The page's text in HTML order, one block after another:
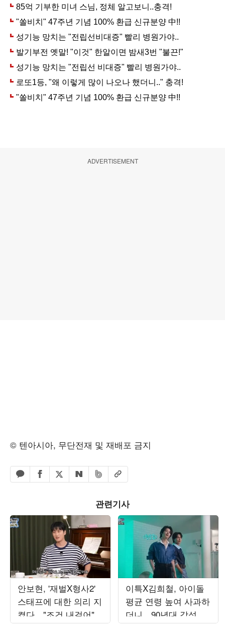
ADVERTISEMENT
© 텐아시아, 무단전재 및 재배포 금지
카카오톡 공유하기
페이스북 공유하기
엑스 공유하기
네이버 공유하기
밴드 공유하기
URL복사
관련기사
안보현, '재벌X형사2'
스태프에 대한 의리 지
켰다…"조건 내걸어"
상남자 면모 ('목요일
이특X김희철, 아이돌
평균 연령 높여 사과하
더니…90년대 감성 재
해석 ('트기트기 이특')